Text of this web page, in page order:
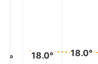
18.0°
18.0°